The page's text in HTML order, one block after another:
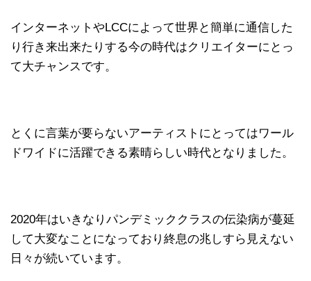
インターネットやLCCによって世界と簡単に通信した
り行き来出来たりする今の時代はクリエイターにとっ
て大チャンスです。
とくに言葉が要らないアーティストにとってはワール
ドワイドに活躍できる素晴らしい時代となりました。
2020年はいきなりパンデミッククラスの伝染病が蔓延
して大変なことになっており終息の兆しすら見えない
日々が続いています。